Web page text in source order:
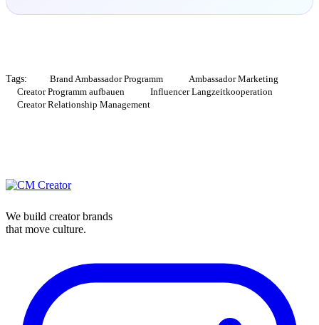
Tags: Brand Ambassador Programm
Ambassador Marketing
Creator Programm aufbauen
Influencer Langzeitkooperation
Creator Relationship Management
We build creator brands
that move culture.